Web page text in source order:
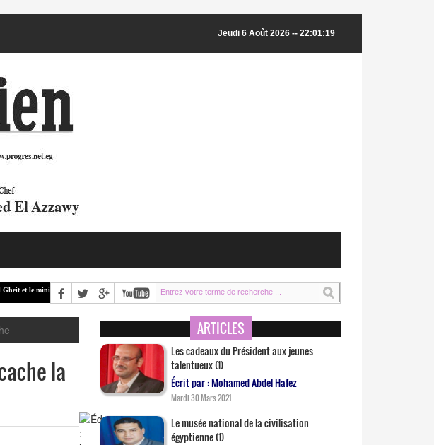
Jeudi 6 Août 2026 -- 22:01:19
le ministre finlandais des AE examinent la situation dans la région arabe Le Président inaugure le complexe intégré des
la
ARTICLES
Les cadeaux du Président aux jeunes
talentueux (1)
Écrit par : Mohamed Abdel Hafez
Mardi 30 Mars 2021
Le musée national de la civilisation
égyptienne (1)